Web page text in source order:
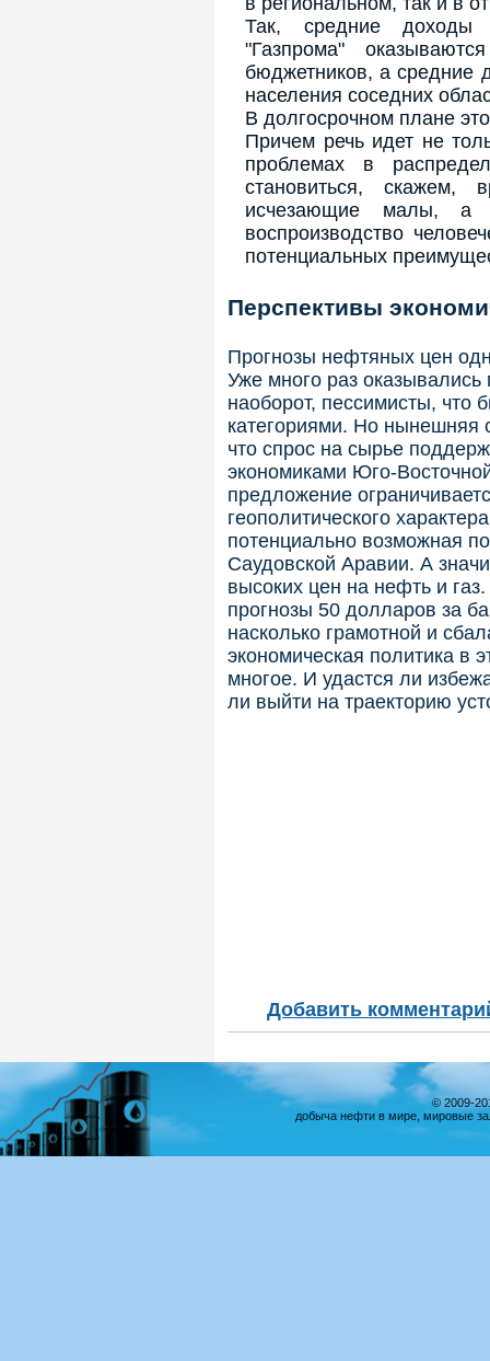
Так, средние доходы
"Газпрома"
бюджетников, а средние
населения соседних
В долгосрочном плане
Причем речь идет не
проблемах в
становиться, скажем,
исчезающие малы, а
воспроизводство
потенциальных
Перспективы
Прогнозы нефтяных цен
Уже много раз
наоборот, пессимисты, что
категориями. Но нынешняя
что спрос на сырье
экономиками Юго-
предложение
геополитического
потенциально возможная
Саудовской Аравии. А
высоких цен на нефть и
прогнозы 50 долларов за
насколько грамотной и
экономическая политика в
многое. И удастся ли
ли выйти на траекторию
Добавить
© 2009-
добыча нефти в мире, мировые